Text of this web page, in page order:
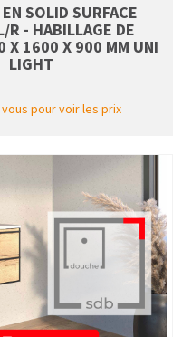
SOLID SURFACE
R - HABILLAGE DE
X 1600 X 900 MM UNI
LIGHT
pour voir les prix